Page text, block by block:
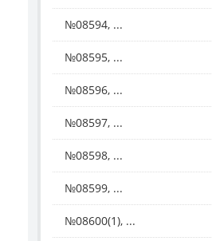
№08594, ...
№08595, ...
№08596, ...
№08597, ...
№08598, ...
№08599, ...
№08600(1), ...